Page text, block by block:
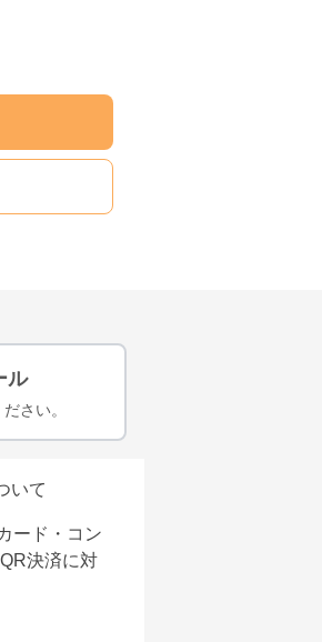
ル
さい。
いて
ード・コン
決済に対